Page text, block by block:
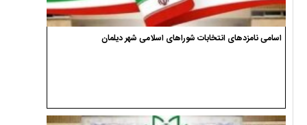
اسامی نامزدهای انتخابات شوراهای اسلامی شهر دیلمان